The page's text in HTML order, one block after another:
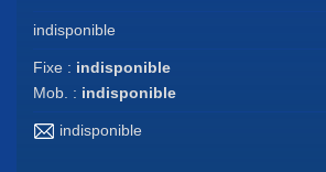
indisponible
Fixe : indisponible
Mob. : indisponible
indisponible